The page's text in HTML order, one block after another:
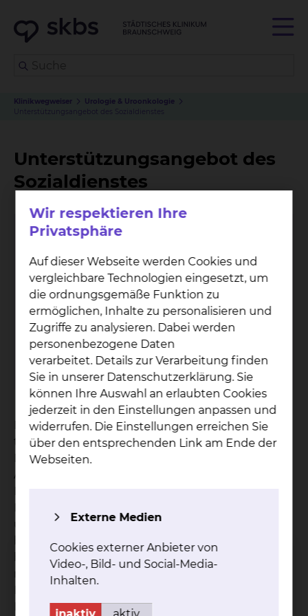
Klinikwegweiser
Urologie & Uroonkologie
Unterstützungsangebot des Sozialdienstes
Unterstützungsangebot des
Sozialdienstes
So­zi­al­dienst
mehr
Der Sozialdienst ergänzt die ärztliche,
therapeutische und pflegerische Aufgabe im
Krankenhaus. Wir beraten Sie und Ihre
Angehörige bei persönlichen und sozialen
und Ihr Leben in sozialer, psychischer, physischer,
beruflicher und finanzieller Hinsicht
beeinträchtigen. Wir sind für Sie da und suchen
mit Ihnen gemeinsam nach
Krankenhausaufenthalt. Um einen nahtlosen
Wir respektieren Ihre
Privatsphäre
Auf dieser Webseite werden Cookies und
vergleichbare Technologien eingesetzt, um
die ordnungsgemäße Funktion zu
ermöglichen, Inhalte zu personalisieren und
Zugriffe zu analysieren. Dabei werden
personenbezogene Daten
verarbeitet. Details zur Verarbeitung finden
Sie in unserer Datenschutzerklärung. Sie
können Ihre Auswahl an erlaubten Cookies
jederzeit in den Einstellungen anpassen und
widerrufen. Die Einstellungen erreichen Sie
über den entsprechenden Link am Ende der
Webseiten.
Externe Medien
Cookies externer Anbieter von
Video-, Bild- und Social-Media-
Inhalten.